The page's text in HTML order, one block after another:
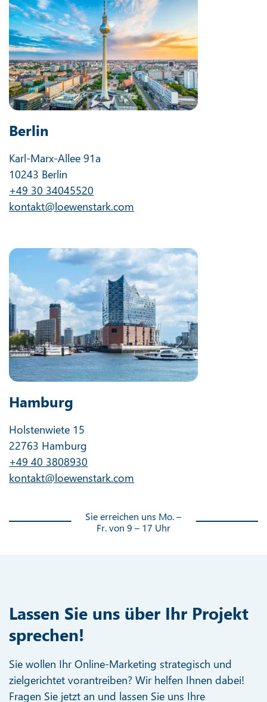
Berlin
Karl-Marx-Allee 91a
10243 Berlin
+49 30 34045520
kontakt@loewenstark.com
Hamburg
Holstenwiete 15
22763 Hamburg
+49 40 3808930
kontakt@loewenstark.com
Sie erreichen uns Mo. –
Fr. von 9 – 17 Uhr
Lassen Sie uns über Ihr Projekt
sprechen!
Sie wollen Ihr Online-Marketing strategisch und
zielgerichtet vorantreiben? Wir helfen Ihnen dabei!
Fragen Sie jetzt an und lassen Sie uns Ihre